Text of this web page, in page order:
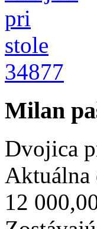
34877
Milan
Dvojica
Aktuálna
12